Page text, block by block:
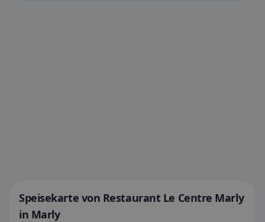
Speisekarte von Restaurant Le Centre Marly
in Marly